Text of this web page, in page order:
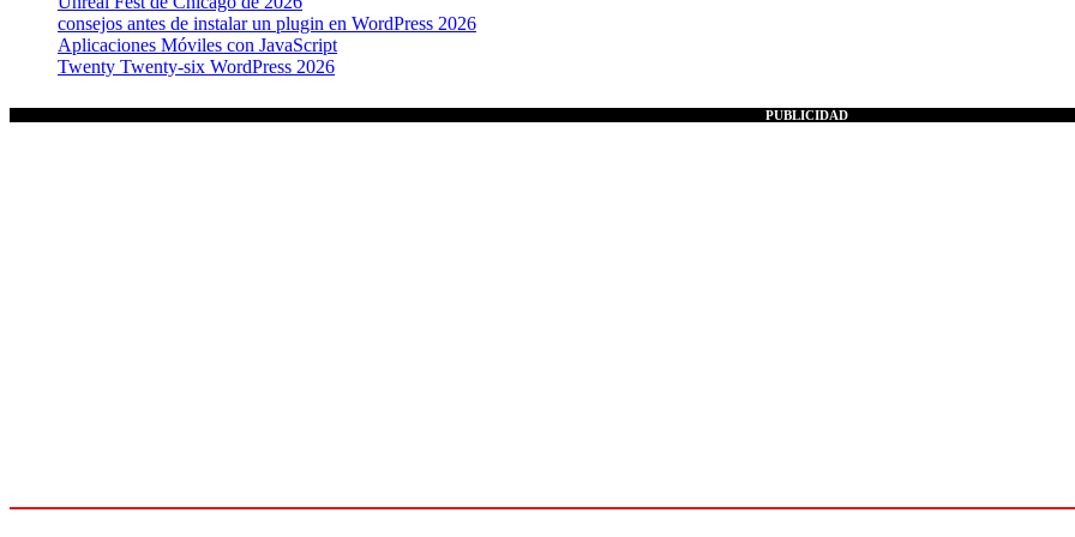
consejos antes de instalar un plugin en WordPress 2026
Aplicaciones Móviles con JavaScript
Twenty Twenty-six WordPress 2026
PUBLICIDAD